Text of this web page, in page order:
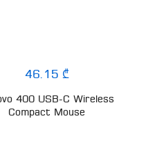
46.15 ₾
400 USB-C Wireless
Compact Mouse